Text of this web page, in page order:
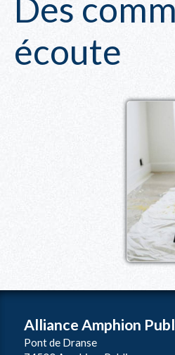
Des
écoute
Alliance Amphion
Pont de Dranse